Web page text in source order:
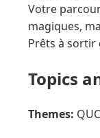
Votre
magiques,
Prêts à sortir
Topics
Themes: